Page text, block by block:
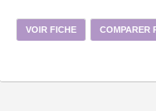
VOIR FICHE COMPARER